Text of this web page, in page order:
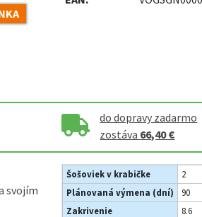
do dopravy zadarmo
zostáva 66,40 €
svojím
Šošoviek v krabičke 2
Plánovaná výmena (dní)
90
Zakrivenie
8.6